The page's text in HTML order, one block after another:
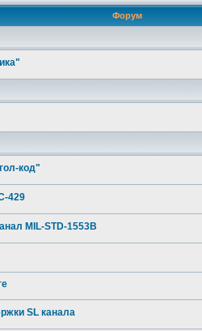
Форум
код"
429
MIL-STD-1553B
SL канала